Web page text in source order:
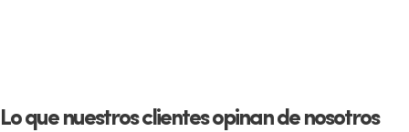
Lo que nuestros clientes opinan de nosotros